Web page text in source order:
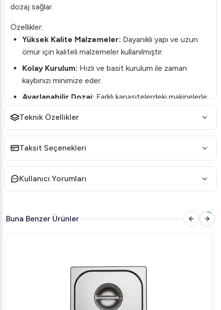
dozaj sağlar.
Özellikler:
Yüksek Kalite Malzemeler: Dayanıklı yapı ve uzun
ömür için kaliteli malzemeler kullanılmıştır.
Kolay Kurulum: Hızlı ve basit kurulum ile zaman
kaybınızı minimize eder.
Ayarlanabilir Dozaj:Farklı kapasitelerdeki makinelerle
Kullanım Avantajları:
parlatma etkisi sağlar.
tasarruf etmenize yardımcı olur.
Teknik Özellikler
Taksit Seçenekleri
Kullanıcı Yorumları
Buna Benzer Ürünler